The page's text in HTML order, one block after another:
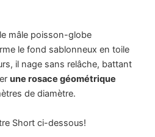
mâle poisson-globe
le fond sablonneux en toile
il nage sans relâche, battant
une rosace géométrique
de diamètre.
Short ci-dessous!